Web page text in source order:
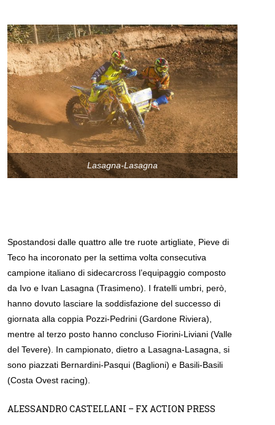
Lasagna-Lasagna
Spostandosi dalle quattro alle tre ruote artigliate, Pieve di
Teco ha incoronato per la settima volta consecutiva
campione italiano di sidecarcross l’equipaggio composto
da Ivo e Ivan Lasagna (Trasimeno). I fratelli umbri, però,
hanno dovuto lasciare la soddisfazione del successo di
giornata alla coppia Pozzi-Pedrini (Gardone Riviera),
mentre al terzo posto hanno concluso Fiorini-Liviani (Valle
del Tevere). In campionato, dietro a Lasagna-Lasagna, si
sono piazzati Bernardini-Pasqui (Baglioni) e Basili-Basili
(Costa Ovest racing).
ALESSANDRO CASTELLANI – FX ACTION PRESS